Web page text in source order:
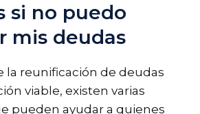
si no puedo
mis deudas
la reunificación de deudas
viable, existen varias
pueden ayudar a quienes